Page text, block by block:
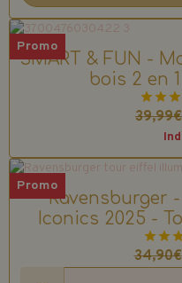
Promo
SMART & FUN -
bois 2 en
39,99€
Promo
Ravensburger
Iconics 2025 -
34,90€